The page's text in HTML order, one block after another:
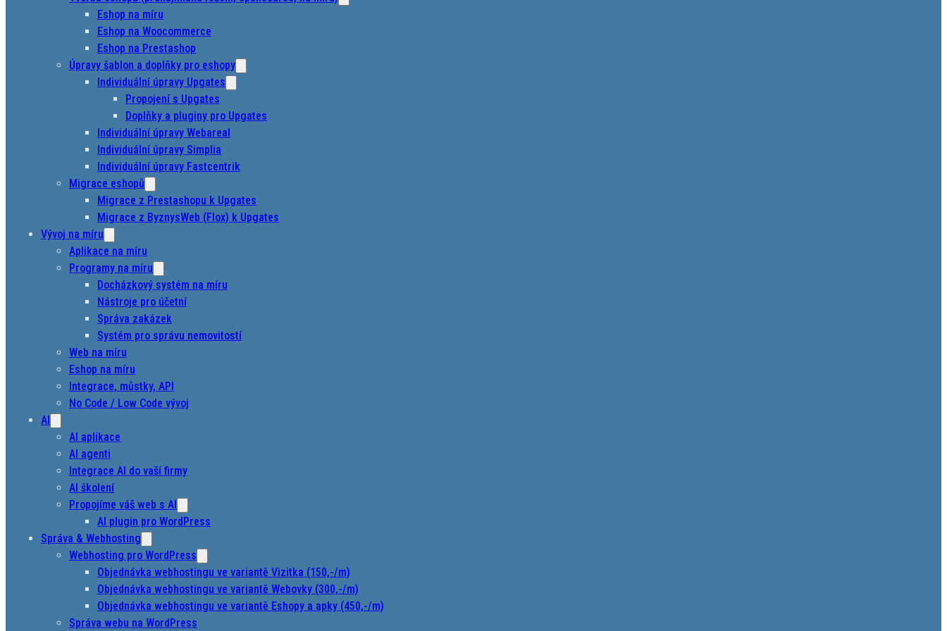
Eshop na míru
Eshop na Woocommerce
Eshop na Prestashop
Úpravy šablon a doplňky pro eshopy
Individuální úpravy Upgates
Propojení s Upgates
Doplňky a pluginy pro Upgates
Individuální úpravy Webareal
Individuální úpravy Simplia
Individuální úpravy Fastcentrik
Migrace eshopů
Migrace z Prestashopu k Upgates
Migrace z ByznysWeb (Flox) k Upgates
Vývoj na míru
Aplikace na míru
Programy na míru
Docházkový systém na míru
Nástroje pro účetní
Správa zakázek
Systém pro správu nemovitostí
Web na míru
Eshop na míru
Integrace, můstky, API
No Code / Low Code vývoj
AI
AI aplikace
AI agenti
Integrace AI do vaší firmy
AI školení
Propojíme váš web s AI
AI plugin pro WordPress
Správa & Webhosting
Webhosting pro WordPress
Objednávka webhostingu ve variantě Vizitka (150,-/m)
Objednávka webhostingu ve variantě Webovky (300,-/m)
Objednávka webhostingu ve variantě Eshopy a apky (450,-/m)
Správa webu na WordPress